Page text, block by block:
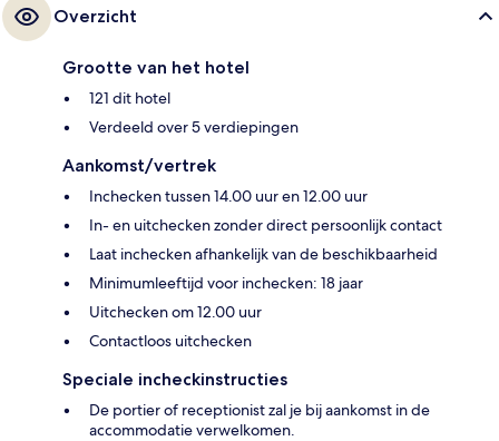
Overzicht
Grootte van het hotel
121 dit hotel
Verdeeld over 5 verdiepingen
Aankomst/vertrek
Inchecken tussen 14.00 uur en 12.00 uur
In- en uitchecken zonder direct persoonlijk contact
Laat inchecken afhankelijk van de beschikbaarheid
Minimumleeftijd voor inchecken: 18 jaar
Uitchecken om 12.00 uur
Contactloos uitchecken
Speciale incheckinstructies
De portier of receptionist zal je bij aankomst in de
accommodatie verwelkomen.